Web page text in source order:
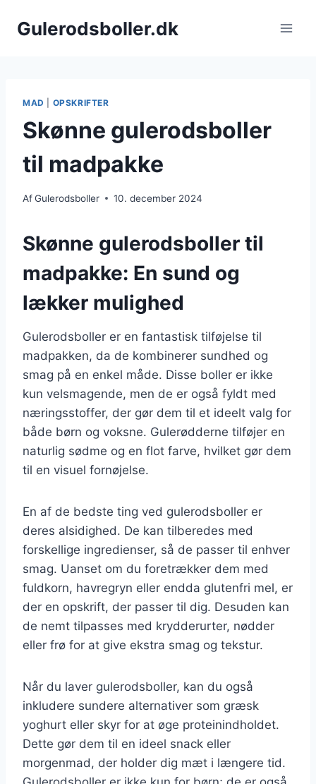
Gulerodsboller.dk
MAD OPSKRIFTER
Skønne gulerodsboller
til madpakke
AfGulerodsboller 10. december 2024
Skønne gulerodsboller til
madpakke: En sund og
lækker mulighed
Gulerodsboller er en fantastisk tilføjelse til
madpakken, da de kombinerer sundhed og
smag på en enkel måde. Disse boller er ikke
kun velsmagende, men de er også fyldt med
næringsstoffer, der gør dem til et ideelt valg for
både børn og voksne. Gulerødderne tilføjer en
naturlig sødme og en flot farve, hvilket gør dem
til en visuel fornøjelse.
En af de bedste ting ved gulerodsboller er
deres alsidighed. De kan tilberedes med
forskellige ingredienser, så de passer til enhver
smag. Uanset om du foretrækker dem med
fuldkorn, havregryn eller endda glutenfri mel, er
der en opskrift, der passer til dig. Desuden kan
de nemt tilpasses med krydderurter, nødder
eller frø for at give ekstra smag og tekstur.
Når du laver gulerodsboller, kan du også
inkludere sundere alternativer som græsk
yoghurt eller skyr for at øge proteinindholdet.
Dette gør dem til en ideel snack eller
morgenmad, der holder dig mæt i længere tid.